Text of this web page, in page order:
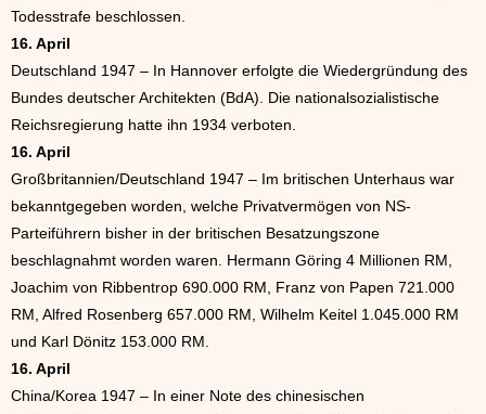
Todesstrafe beschlossen.
16. April
Deutschland 1947 – In Hannover erfolgte die Wiedergründung des
Bundes deutscher Architekten (BdA). Die nationalsozialistische
Reichsregierung hatte ihn 1934 verboten.
16. April
Großbritannien/Deutschland 1947 – Im britischen Unterhaus war
bekanntgegeben worden, welche Privatvermögen von NS-
Parteiführern bisher in der britischen Besatzungszone
beschlagnahmt worden waren. Hermann Göring 4 Millionen RM,
Joachim von Ribbentrop 690.000 RM, Franz von Papen 721.000
RM, Alfred Rosenberg 657.000 RM, Wilhelm Keitel 1.045.000 RM
und Karl Dönitz 153.000 RM.
16. April
China/Korea 1947 – In einer Note des chinesischen